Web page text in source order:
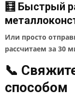
🧮 Быстрый
Или просто
рассчитаем за 30
📞
способом